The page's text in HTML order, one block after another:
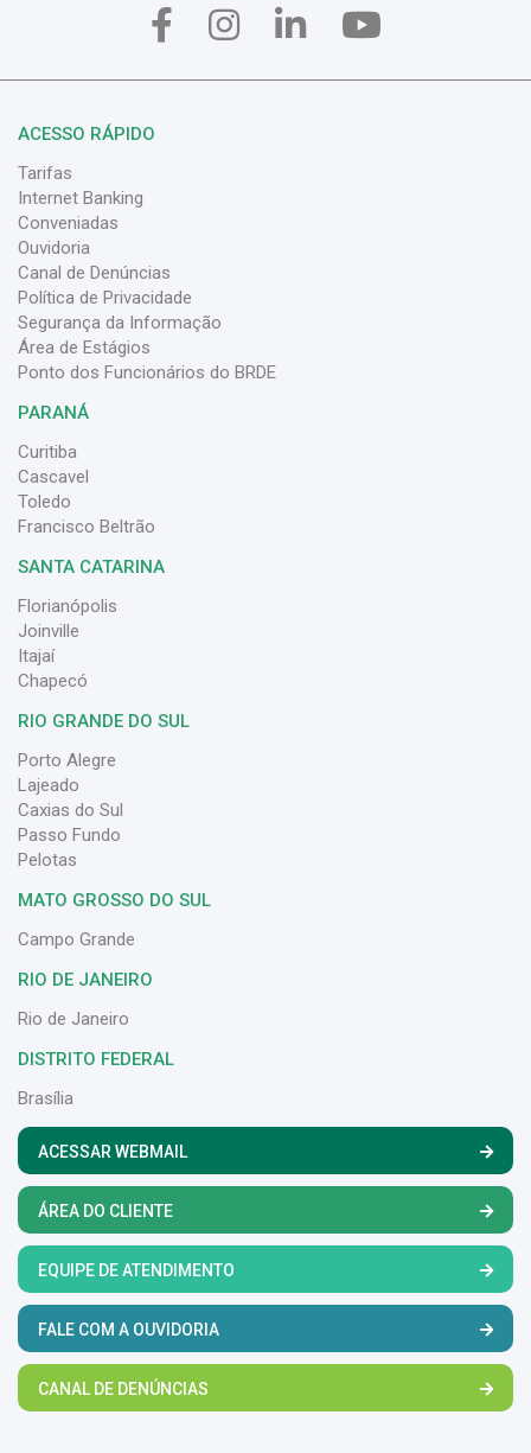
ACESSO RÁPIDO
Tarifas
Internet Banking
Conveniadas
Ouvidoria
Canal de Denúncias
Política de Privacidade
Segurança da Informação
Área de Estágios
Ponto dos Funcionários do BRDE
PARANÁ
Curitiba
Cascavel
Toledo
Francisco Beltrão
SANTA CATARINA
Florianópolis
Joinville
Itajaí
Chapecó
RIO GRANDE DO SUL
Porto Alegre
Lajeado
Caxias do Sul
Passo Fundo
Pelotas
MATO GROSSO DO SUL
Campo Grande
RIO DE JANEIRO
Rio de Janeiro
DISTRITO FEDERAL
Brasília
ACESSAR WEBMAIL
ÁREA DO CLIENTE
EQUIPE DE ATENDIMENTO
FALE COM A OUVIDORIA
CANAL DE DENÚNCIAS